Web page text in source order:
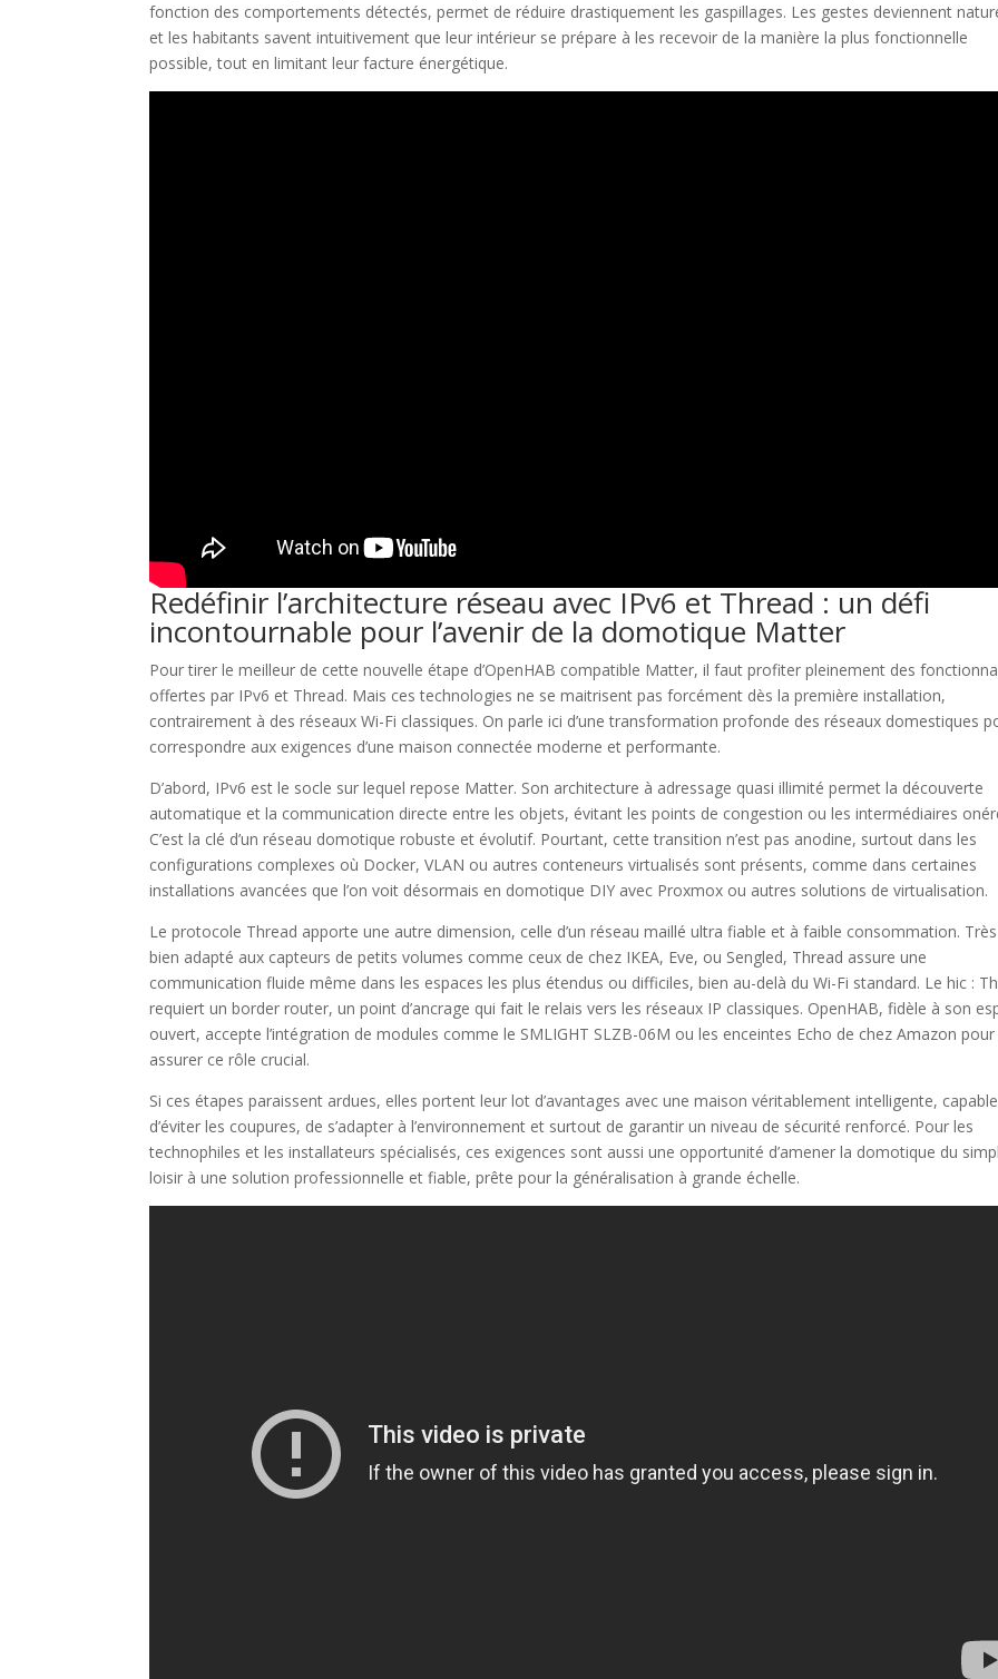
fonction des comportements détectés, permet de réduire drastiquement les gaspillages. Les gestes deviennent
et les habitants savent intuitivement que leur intérieur se prépare à les recevoir de la manière la plus fonctionnelle
possible, tout en limitant leur facture énergétique.
Redéfinir l’architecture réseau avec IPv6 et Thread : un défi
incontournable pour l’avenir de la domotique Matter
Pour tirer le meilleur de cette nouvelle étape d’OpenHAB compatible Matter, il faut profiter pleinement des
offertes par IPv6 et Thread. Mais ces technologies ne se maitrisent pas forcément dès la première installation,
contrairement à des réseaux Wi-Fi classiques. On parle ici d’une transformation profonde des réseaux domestiques
correspondre aux exigences d’une maison connectée moderne et performante.
D’abord, IPv6 est le socle sur lequel repose Matter. Son architecture à adressage quasi illimité permet la découverte
automatique et la communication directe entre les objets, évitant les points de congestion ou les intermédiaires
C’est la clé d’un réseau domotique robuste et évolutif. Pourtant, cette transition n’est pas anodine, surtout dans les
configurations complexes où Docker, VLAN ou autres conteneurs virtualisés sont présents, comme dans certaines
installations avancées que l’on voit désormais en domotique DIY avec Proxmox ou autres solutions de virtualisation.
Le protocole Thread apporte une autre dimension, celle d’un réseau maillé ultra fiable et à faible consommation. Très
bien adapté aux capteurs de petits volumes comme ceux de chez IKEA, Eve, ou Sengled, Thread assure une
communication fluide même dans les espaces les plus étendus ou difficiles, bien au-delà du Wi-Fi standard. Le hic :
requiert un border router, un point d’ancrage qui fait le relais vers les réseaux IP classiques. OpenHAB, fidèle à son
ouvert, accepte l’intégration de modules comme le SMLIGHT SLZB-06M ou les enceintes Echo de chez Amazon pour
assurer ce rôle crucial.
Si ces étapes paraissent ardues, elles portent leur lot d’avantages avec une maison véritablement intelligente, capable
d’éviter les coupures, de s’adapter à l’environnement et surtout de garantir un niveau de sécurité renforcé. Pour les
technophiles et les installateurs spécialisés, ces exigences sont aussi une opportunité d’amener la domotique du
loisir à une solution professionnelle et fiable, prête pour la généralisation à grande échelle.